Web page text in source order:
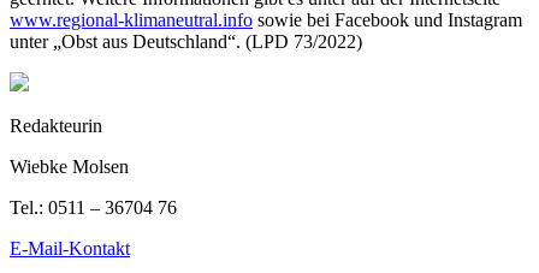
www.regional-klimaneutral.info sowie bei Facebook und Instagram
unter „Obst aus Deutschland“. (LPD 73/2022)
Redakteurin
Wiebke Molsen
Tel.: 0511 – 36704 76
E-Mail-Kontakt